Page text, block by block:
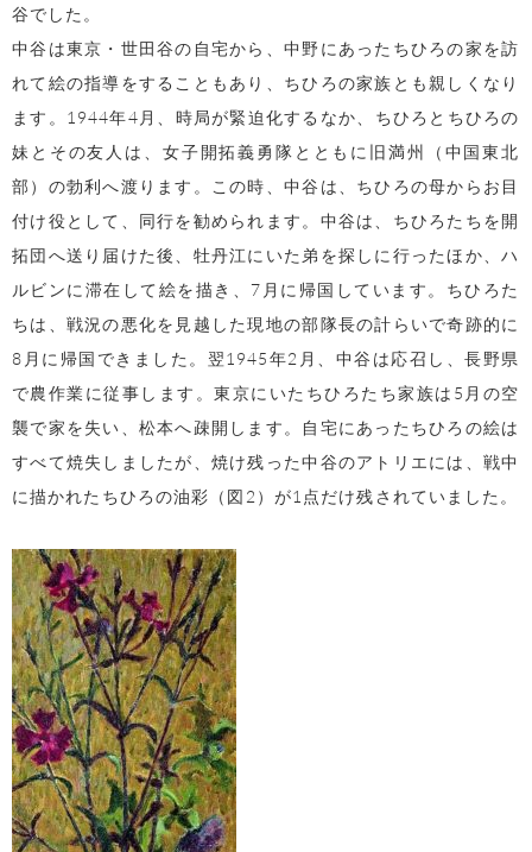
谷でした。
中谷は東京・世田谷の自宅から、中野にあったちひろの家を訪
れて絵の指導をすることもあり、ちひろの家族とも親しくなり
ます。1944年4月、時局が緊迫化するなか、ちひろとちひろの
妹とその友人は、女子開拓義勇隊とともに旧満州（中国東北
部）の勃利へ渡ります。この時、中谷は、ちひろの母からお目
付け役として、同行を勧められます。中谷は、ちひろたちを開
拓団へ送り届けた後、牡丹江にいた弟を探しに行ったほか、ハ
ルビンに滞在して絵を描き、7月に帰国しています。ちひろた
ちは、戦況の悪化を見越した現地の部隊長の計らいで奇跡的に
8月に帰国できました。翌1945年2月、中谷は応召し、長野県
で農作業に従事します。東京にいたちひろたち家族は5月の空
襲で家を失い、松本へ疎開します。自宅にあったちひろの絵は
すべて焼失しましたが、焼け残った中谷のアトリエには、戦中
に描かれたちひろの油彩（図2）が1点だけ残されていました。